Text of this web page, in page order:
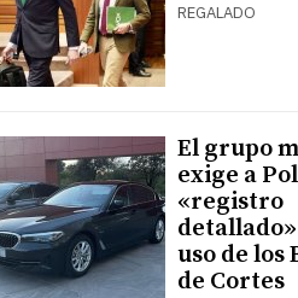
REGALADO
El grupo
exige a
«registro
uso de los
de Cortes